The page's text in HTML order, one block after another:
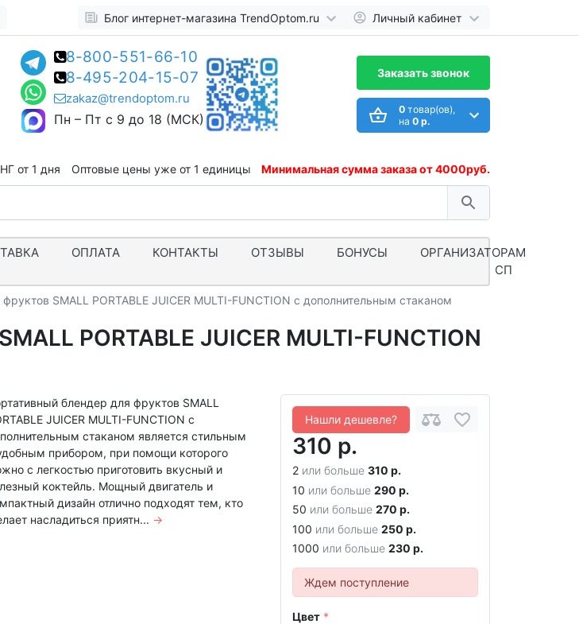
Блог интернет-магазина TrendOptom.ru Личный кабинет
от 1 дня Оптовые цены уже от 1 единицы Минимальная сумма заказа от 4000руб.
8-800-551-66-10
8-495-204-15-07
zakaz@trendoptom.ru
Пн – Пт с 9 до 18 (МСК)
Заказать звонок
0товар(ов),
на 0 р.
ОПЛАТА КОНТАКТЫ ОТЗЫВЫ БОНУСЫ
ОРГАНИЗАТОРАМ
СП
SMALL PORTABLE JUICER MULTI-FUNCTION с дополнительным стаканом
PORTABLE JUICER MULTI-FUNCTION
Нашли дешевле?
310 р.
2 или больше 310 р.
10 или больше 290 р.
50 или больше 270 р.
100 или больше 250 р.
1000 или больше 230 р.
Ждем поступление
Цвет
блендер для фруктов SMALL
JUICER MULTI-FUNCTION с
стаканом является стильным
прибором, при помощи которого
с легкостью приготовить вкусный и
коктейль. Мощный двигатель и
дизайн отлично подходят тем, кто
насладиться приятн... →